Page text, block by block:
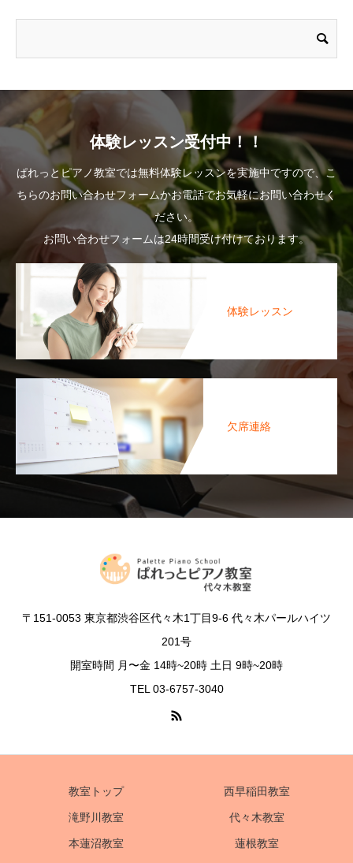
体験レッスン受付中！！
ぱれっとピアノ教室では無料体験レッスンを実施中ですので、こ
ちらのお問い合わせフォームかお電話でお気軽にお問い合わせく
ださい。
お問い合わせフォームは24時間受け付けております。
体験レッスン
欠席連絡
〒151-0053 東京都渋谷区代々木1丁目9-6 代々木パールハイツ
201号
開室時間 月〜金 14時~20時 土日 9時~20時
TEL 03-6757-3040
教室トップ 西早稲田教室
滝野川教室 代々木教室
本蓮沼教室 蓮根教室